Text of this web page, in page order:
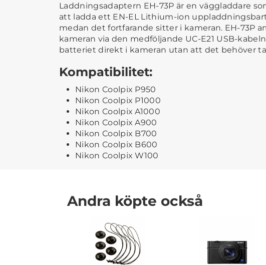
Laddningsadaptern EH-73P är en väggladdare
att ladda ett EN-EL Lithium-ion
medan det fortfarande sitter i kameran. EH-73P
kameran via den medföljande UC-E21 USB-
batteriet direkt i kameran utan att det behöver
Kompatibilitet:
Nikon Coolpix P950
Nikon Coolpix P1000
Nikon Coolpix A1000
Nikon Coolpix A900
Nikon Coolpix B700
Nikon Coolpix B600
Nikon Coolpix W100
Andra köpte också